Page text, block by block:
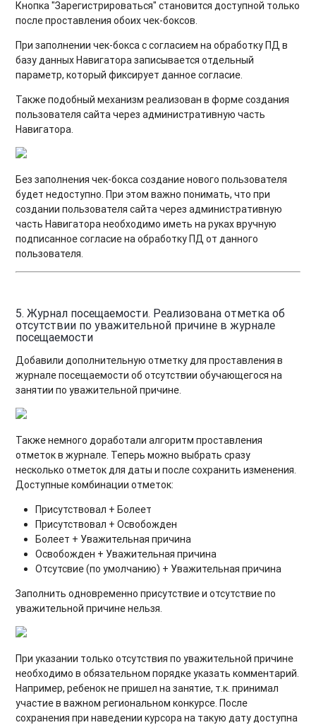
Кнопка "Зарегистрироваться" становится доступной только
после проставления обоих чек-боксов.
При заполнении чек-бокса с согласием на обработку ПД в
базу данных Навигатора записывается отдельный
параметр, который фиксирует данное согласие.
Также подобный механизм реализован в форме создания
пользователя сайта через административную часть
Навигатора.
Без заполнения чек-бокса создание нового пользователя
будет недоступно. При этом важно понимать, что при
создании пользователя сайта через административную
часть Навигатора необходимо иметь на руках вручную
подписанное согласие на обработку ПД от данного
пользователя.
5. Журнал посещаемости. Реализована отметка об
отсутствии по уважительной причине в журнале
посещаемости
Добавили дополнительную отметку для проставления в
журнале посещаемости об отсутствии обучающегося на
занятии по уважительной причине.
Также немного доработали алгоритм проставления
отметок в журнале. Теперь можно выбрать сразу
несколько отметок для даты и после сохранить изменения.
Доступные комбинации отметок:
Присутствовал + Болеет
Присутствовал + Освобожден
Болеет + Уважительная причина
Освобожден + Уважительная причина
Отсутсвие (по умолчанию) + Уважительная причина
Заполнить одновременно присутствие и отсутствие по
уважительной причине нельзя.
При указании только отсутствия по уважительной причине
необходимо в обязательном порядке указать комментарий.
Например, ребенок не пришел на занятие, т.к. принимал
участие в важном региональном конкурсе. После
сохранения при наведении курсора на такую дату доступна